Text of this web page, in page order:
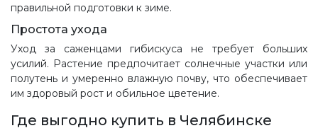
правильной подготовки к зиме.
Простота ухода
Уход за саженцами гибискуса не требует больших
усилий. Растение предпочитает солнечные участки или
полутень и умеренно влажную почву, что обеспечивает
им здоровый рост и обильное цветение.
Где выгодно купить в Челябинске